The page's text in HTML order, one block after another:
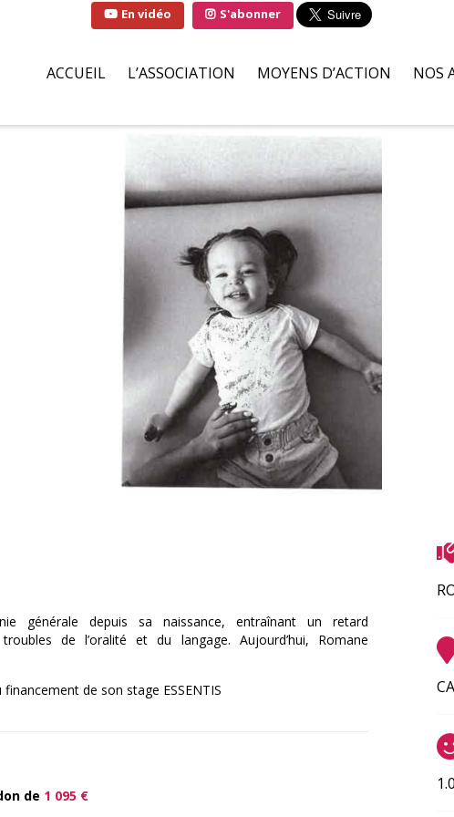
ACCUEIL L’ASSOCIATION
L’ASSOCIATION
LIVRE D’OR
DEMANDES D’AIDES
MOYENS D’ACTION
ILS S’ENGAGENT POUR
NOS
générale depuis sa naissance, entraînant un retard
de l’oralité et du langage. Aujourd’hui, Romane
de son stage ESSENTIS
de 1 095 €
S'abonner
En vidéo